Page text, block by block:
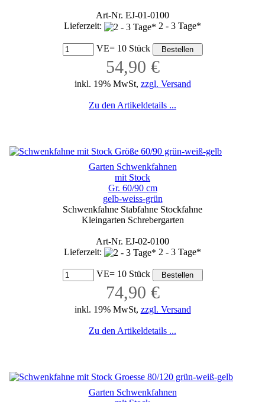
Art-Nr. EJ-01-0100
Lieferzeit:
2 - 3 Tage*
VE= 10 Stück
54,90 €
inkl. 19% MwSt, zzgl. Versand
Zu den Artikeldetails ...
Garten Schwenkfahnen
mit Stock
Gr. 60/90 cm
gelb-weiss-grün
Schwenkfahne Stabfahne Stockfahne
Kleingarten Schrebergarten
Art-Nr. EJ-02-0100
Lieferzeit:
2 - 3 Tage*
VE= 10 Stück
74,90 €
inkl. 19% MwSt, zzgl. Versand
Zu den Artikeldetails ...
Garten Schwenkfahnen